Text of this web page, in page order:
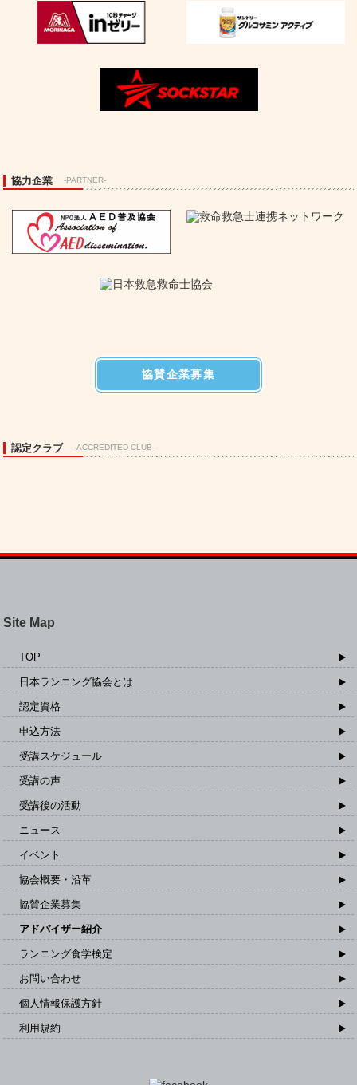
協力企業 -PARTNER-
協賛企業募集
認定クラブ -ACCREDITED CLUB-
Site Map
TOP
日本ランニング協会とは
認定資格
申込方法
受講スケジュール
受講の声
受講後の活動
ニュース
イベント
協会概要・沿革
協賛企業募集
アドバイザー紹介
ランニング食学検定
お問い合わせ
個人情報保護方針
利用規約